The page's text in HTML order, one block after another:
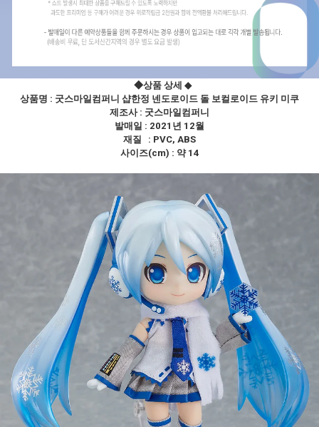
◆상품 상세 ◆
상품명 : 굿스마일컴퍼니 샵한정 넨도로이드 돌 보컬로이드 유키 미쿠
제조사 : 굿스마일컴퍼니
발매일 : 2021년 12월
재질 : PVC, ABS
사이즈(cm) : 약 14